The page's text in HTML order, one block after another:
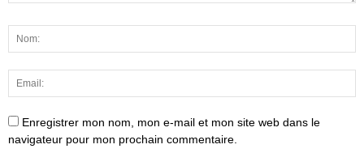
Enregistrer mon nom, mon e-mail et mon site web dans le
navigateur pour mon prochain commentaire.